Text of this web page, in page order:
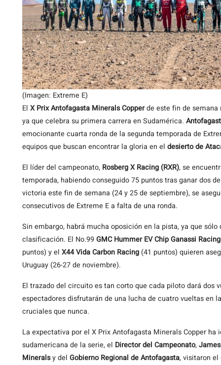
(Imagen: Extreme E)
El X Prix Antofagasta Minerals Copperde este fin de semana
ya que celebra su primera carrera en Sudamérica.
emocionante cuarta ronda de la segunda temporada de
equipos que buscan encontrar la gloria en el desierto de
El líder del campeonato, Rosberg X Racing (RXR), se
temporada, habiendo conseguido 75 puntos tras ganar dos
victoria este fin de semana (24 y 25 de septiembre), se
consecutivos de Extreme E a falta de una ronda.
Sin embargo, habrá mucha oposición en la pista, ya que
clasificación. El No.99GMC Hummer EV Chip Ganassi Racing
puntos) y el X44 Vida Carbon Racing (41 puntos) quieren
Uruguay (26-27 de noviembre).
El trazado del circuito es tan corto que cada piloto dará dos
espectadores disfrutarán de una lucha de cuatro vueltas en
cruciales que nunca.
La expectativa por el X Prix Antofagasta Minerals Copper
sudamericana de la serie, el Director del Campeonato,
Mineralsy del Gobierno Regional de Antofagasta, visitaron